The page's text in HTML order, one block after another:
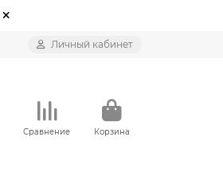
Личный кабинет
Сравнение Корзина